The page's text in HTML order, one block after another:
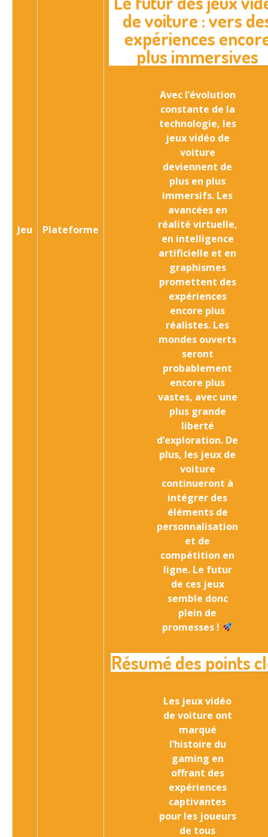
Jeu Plateforme
de voiture : vers
expériences
plus immersives
Avec l’évolution
constante de la
technologie, les
jeux vidéo de
voiture
deviennent de
plus en plus
immersifs. Les
avancées en
réalité virtuelle,
en intelligence
artificielle et en
graphismes
promettent des
expériences
encore plus
réalistes. Les
mondes ouverts
seront
probablement
encore plus
vastes, avec une
plus grande
liberté
d’exploration. De
plus, les jeux de
voiture
continueront à
intégrer des
éléments de
personnalisation
et de
compétition en
ligne. Le futur
de ces jeux
semble donc
plein de
promesses !
Résumé des points
Les jeux vidéo
de voiture ont
marqué
l’histoire du
gaming en
offrant des
expériences
captivantes
pour les joueurs
de tous